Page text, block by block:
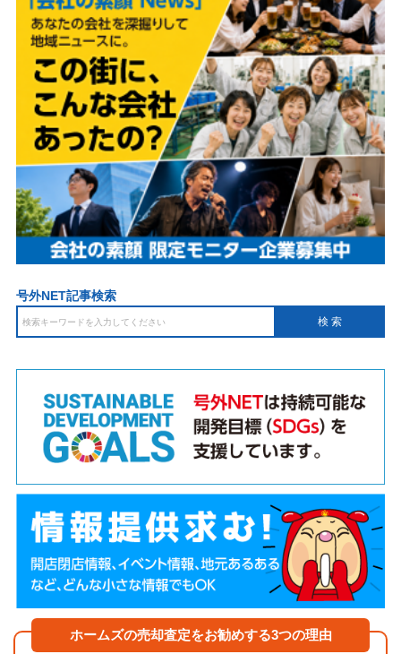
号外NET記事検索
ホームズの売却査定をお勧めする3つの理由